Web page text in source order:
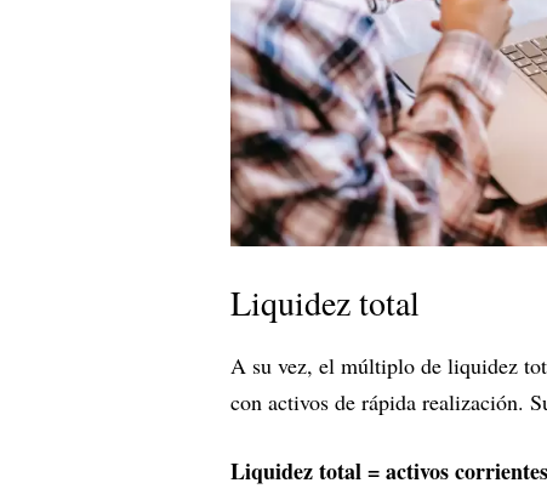
Liquidez total
A su vez, el múltiplo de liquidez
con activos de rápida realización.
Liquidez total = activos